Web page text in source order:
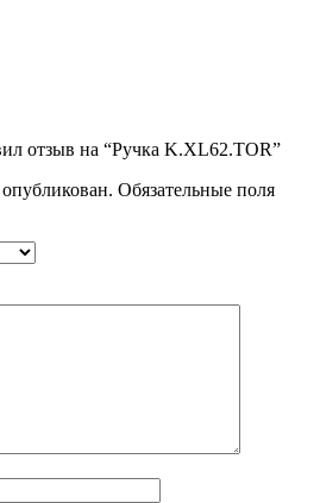
отзыв на “Ручка K.XL62.TOR”
Обязательные поля